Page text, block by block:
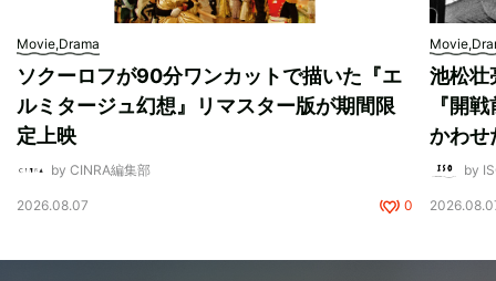
Movie,Drama
ソクーロフが90分ワンカットで描いた『エ
ルミタージュ幻想』リマスター版が期間限
定上映
by CINRA編集部
2026.08.07 0
池松壮
『開
かわせ
by